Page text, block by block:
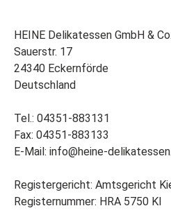
HEINE Delikatessen GmbH &
Sauerstr. 17
24340 Eckernförde
Deutschland
Tel.: 04351-883131
Fax: 04351-883133
E-Mail: info@heine-
Registergericht: Amtsgericht
Registernummer: HRA 5750 KI